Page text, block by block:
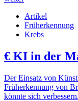
Artikel
Früherkennung
Krebs
€ KI in der
Der Einsatz von
Früherkennung von
könnte sich verbessern.